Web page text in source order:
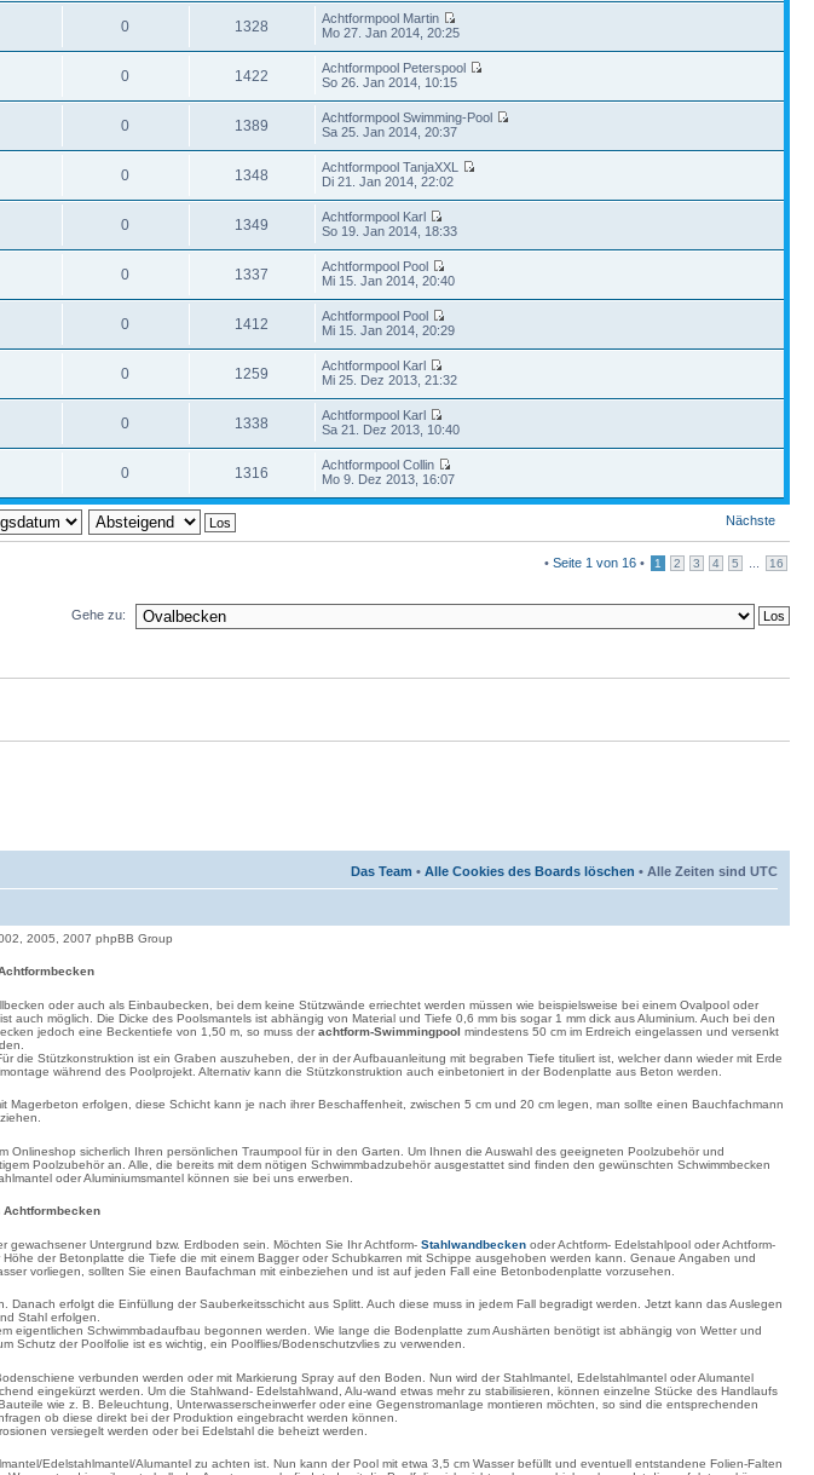
0 1328
Achtformpool Martin
Mo 27. Jan 2014, 20:25
0 1422
Achtformpool Peterspool
So 26. Jan 2014, 10:15
0 1389
Achtformpool Swimming-Pool
Sa 25. Jan 2014, 20:37
0 1348
Achtformpool TanjaXXL
Di 21. Jan 2014, 22:02
0 1349
Achtformpool Karl
So 19. Jan 2014, 18:33
0 1337
Achtformpool Pool
Mi 15. Jan 2014, 20:40
0 1412
Achtformpool Pool
Mi 15. Jan 2014, 20:29
0 1259
Achtformpool Karl
Mi 25. Dez 2013, 21:32
0 1338
Achtformpool Karl
Sa 21. Dez 2013, 10:40
0 1316
Achtformpool Collin
Mo 9. Dez 2013, 16:07
Nächste
• Seite 1 von 16 • 1 2 3 4 5 16
Gehe zu:
Das Team • Alle Cookies des Boards löschen • Alle Zeiten sind UTC
2005, 2007 phpBB Group
oder auch als Einbaubecken, bei dem keine Stützwände erriechtet werden müssen wie beispielsweise bei einem Ovalpool oder
möglich. Die Dicke des Poolsmantels ist abhängig von Material und Tiefe 0,6 mm bis sogar 1 mm dick aus Aluminium. Auch bei den
jedoch eine Beckentiefe von 1,50 m, so muss derachtform-Swimmingpool mindestens 50 cm im Erdreich eingelassen und versenkt
die Stützkonstruktion ist ein Graben auszuheben, der in der Aufbauanleitung mit begraben Tiefe tituliert ist, welcher dann wieder mit Erde
während des Poolprojekt. Alternativ kann die Stützkonstruktion auch einbetoniert in der Bodenplatte aus Beton werden.
erfolgen, diese Schicht kann je nach ihrer Beschaffenheit, zwischen 5 cm und 20 cm legen, man sollte einen Bauchfachmann
sicherlich Ihren persönlichen Traumpool für in den Garten. Um Ihnen die Auswahl des geeigneten Poolzubehör und
Poolzubehör an. Alle, die bereits mit dem nötigen Schwimmbadzubehör ausgestattet sind finden den gewünschten Schwimmbecken
oder Aluminiumsmantel können sie bei uns erwerben.
Achtformbecken
Untergrund bzw. Erdboden sein. Möchten Sie Ihr Achtform- Stahlwandbecken oder Achtform- Edelstahlpool oder Achtform-
der Betonplatte die Tiefe die mit einem Bagger oder Schubkarren mit Schippe ausgehoben werden kann. Genaue Angaben und
vorliegen, sollten Sie einen Baufachman mit einbeziehen und ist auf jeden Fall eine Betonbodenplatte vorzusehen.
erfolgt die Einfüllung der Sauberkeitsschicht aus Splitt. Auch diese muss in jedem Fall begradigt werden. Jetzt kann das Auslegen
Stahl erfolgen.
Schwimmbadaufbau begonnen werden. Wie lange die Bodenplatte zum Aushärten benötigt ist abhängig von Wetter und
Schutz der Poolfolie ist es wichtig, ein Poolflies/Bodenschutzvlies zu verwenden.
verbunden werden oder mit Markierung Spray auf den Boden. Nun wird der Stahlmantel, Edelstahlmantel oder Alumantel
eingekürzt werden. Um die Stahlwand- Edelstahlwand, Alu-wand etwas mehr zu stabilisieren, können einzelne Stücke des Handlaufs
wie z. B. Beleuchtung, Unterwasserscheinwerfer oder eine Gegenstromanlage montieren möchten, so sind die entsprechenden
ob diese direkt bei der Produktion eingebracht werden können.
versiegelt werden oder bei Edelstahl die beheizt werden.
Edelstahlmantel/Alumantel zu achten ist. Nun kann der Pool mit etwa 3,5 cm Wasser befüllt und eventuell entstandene Folien-Falten